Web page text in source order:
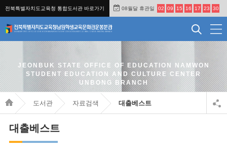
전북특별자치도교육청 통합도서관 바로가기 08월달 휴관일 02 09 15 16 17 23 30
JEONBUK STATE OFFICE OF EDUCATION NAMWON
STUDENT EDUCATION AND CULTURE CENTER
UNBONG BRANCH
도서관 자료검색 대출베스트
대출베스트